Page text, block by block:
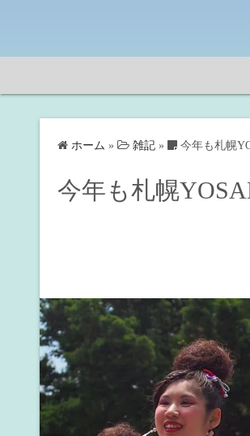
ツ
ホーム » 雑記 » 今年も札幌
今年も札幌